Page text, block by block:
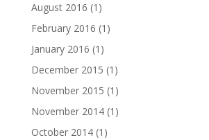
August 2016 (1)
February 2016 (1)
January 2016 (1)
December 2015 (1)
November 2015 (1)
November 2014(1)
October 2014(1)